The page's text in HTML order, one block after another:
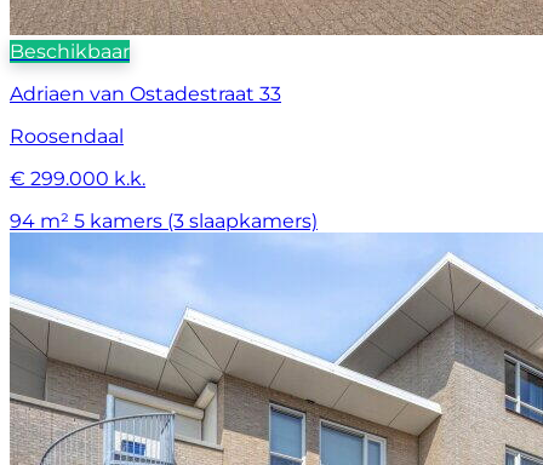
Beschikbaar
Adriaen van Ostadestraat 33
Roosendaal
€ 299.000 k.k.
94 m² 5 kamers (3 slaapkamers)